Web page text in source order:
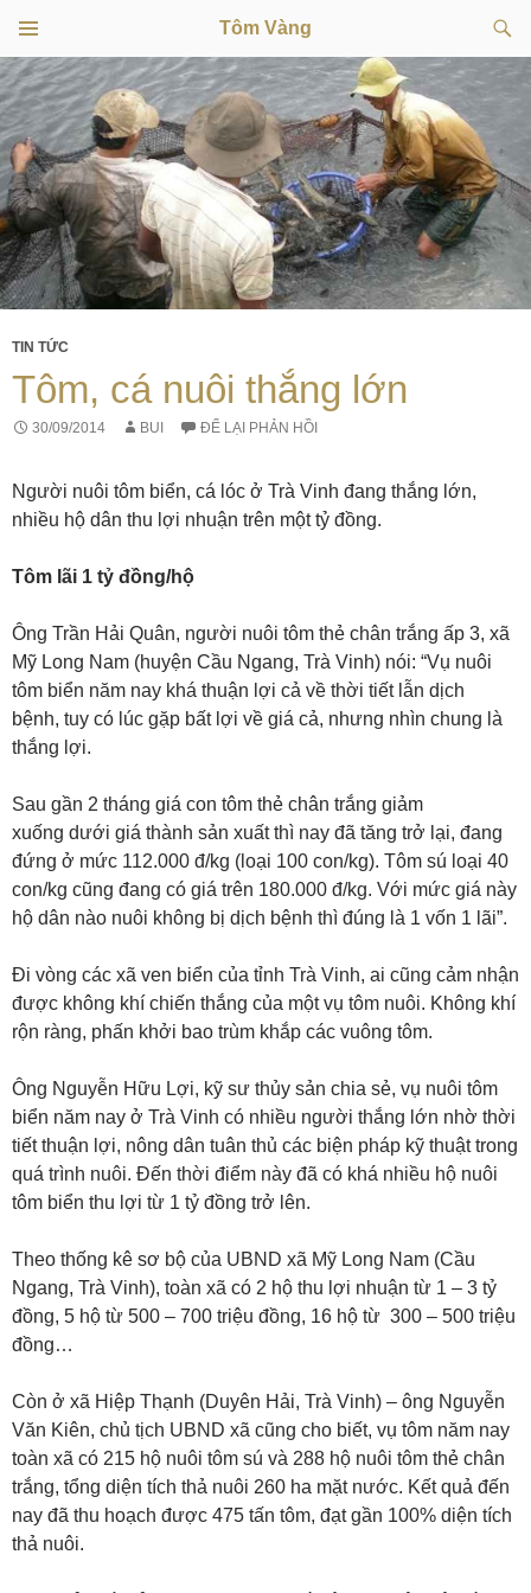
Tôm Vàng
kiếm
TRÌNH
ĐƠN
CƠ SỞ
CHUYỂN
ĐẾN
NỘI
DUNG
TIN TỨC
Tôm, cá nuôi thắng lớn
30/09/2014 BUI ĐỂ LẠI PHẢN HỒI
Người nuôi tôm biển, cá lóc ở Trà Vinh đang thắng lớn,
nhiều hộ dân thu lợi nhuận trên một tỷ đồng.
Tôm lãi 1 tỷ đồng/hộ
Ông Trần Hải Quân, người nuôi tôm thẻ chân trắng ấp 3, xã
Mỹ Long Nam (huyện Cầu Ngang, Trà Vinh) nói: “Vụ nuôi
tôm biển năm nay khá thuận lợi cả về thời tiết lẫn dịch
bệnh, tuy có lúc gặp bất lợi về giá cả, nhưng nhìn chung là
thắng lợi.
Sau gần 2 tháng giá con tôm thẻ chân trắng giảm
xuống dưới giá thành sản xuất thì nay đã tăng trở lại, đang
đứng ở mức 112.000 đ/kg (loại 100 con/kg). Tôm sú loại 40
con/kg cũng đang có giá trên 180.000 đ/kg. Với mức giá này
hộ dân nào nuôi không bị dịch bệnh thì đúng là 1 vốn 1 lãi”.
Đi vòng các xã ven biển của tỉnh Trà Vinh, ai cũng cảm nhận
được không khí chiến thắng của một vụ tôm nuôi. Không khí
rộn ràng, phấn khởi bao trùm khắp các vuông tôm.
Ông Nguyễn Hữu Lợi, kỹ sư thủy sản chia sẻ, vụ nuôi tôm
biển năm nay ở Trà Vinh có nhiều người thắng lớn nhờ thời
tiết thuận lợi, nông dân tuân thủ các biện pháp kỹ thuật trong
quá trình nuôi. Đến thời điểm này đã có khá nhiều hộ nuôi
tôm biển thu lợi từ 1 tỷ đồng trở lên.
Theo thống kê sơ bộ của UBND xã Mỹ Long Nam (Cầu
Ngang, Trà Vinh), toàn xã có 2 hộ thu lợi nhuận từ 1 – 3 tỷ
đồng, 5 hộ từ 500 – 700 triệu đồng, 16 hộ từ 300 – 500 triệu
đồng…
Còn ở xã Hiệp Thạnh (Duyên Hải, Trà Vinh) – ông Nguyễn
Văn Kiên, chủ tịch UBND xã cũng cho biết, vụ tôm năm nay
toàn xã có 215 hộ nuôi tôm sú và 288 hộ nuôi tôm thẻ chân
trắng, tổng diện tích thả nuôi 260 ha mặt nước. Kết quả đến
nay đã thu hoạch được 475 tấn tôm, đạt gần 100% diện tích
thả nuôi.